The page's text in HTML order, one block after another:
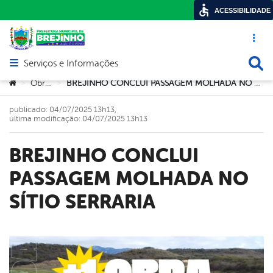
Acesso
Abrir menu principal de navegação
Serviços e Informações
Você está aqui:
> Obras > BREJINHO CONCLUI PASSAGEM MOLHADA NO SÍTIO SERRARIA
BREJINHO CONCLUI
PASSAGEM MOLHADA NO
SÍTIO SERRARIA
publicado: 04/07/2025 13h13,
última modificação: 04/07/2025 13h13
ACESSIBILIDADE